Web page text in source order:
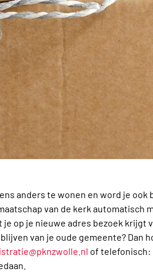
anders te wonen en word je
van de kerk automatisch
je op je nieuwe adres bezoek krijgt
van je oude gemeente? Dan
of telefonisch: